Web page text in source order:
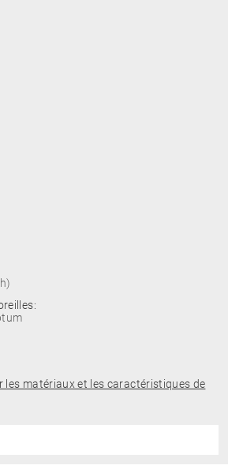
les matériaux et les caractéristiques de